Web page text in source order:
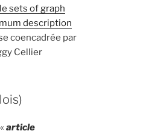
sets of graph
description
coencadrée par
Cellier
article